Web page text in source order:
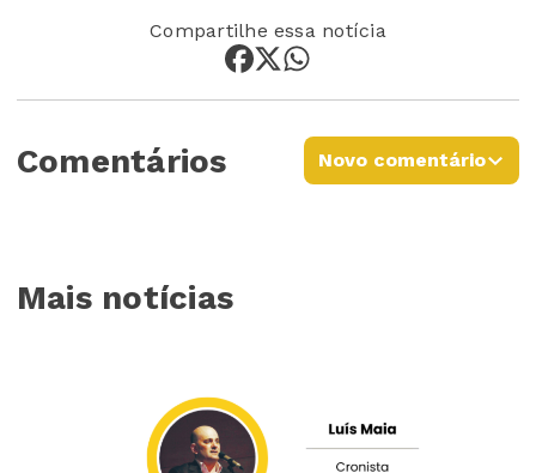
Compartilhe essa notícia
Comentários Novo comentário
Mais notícias